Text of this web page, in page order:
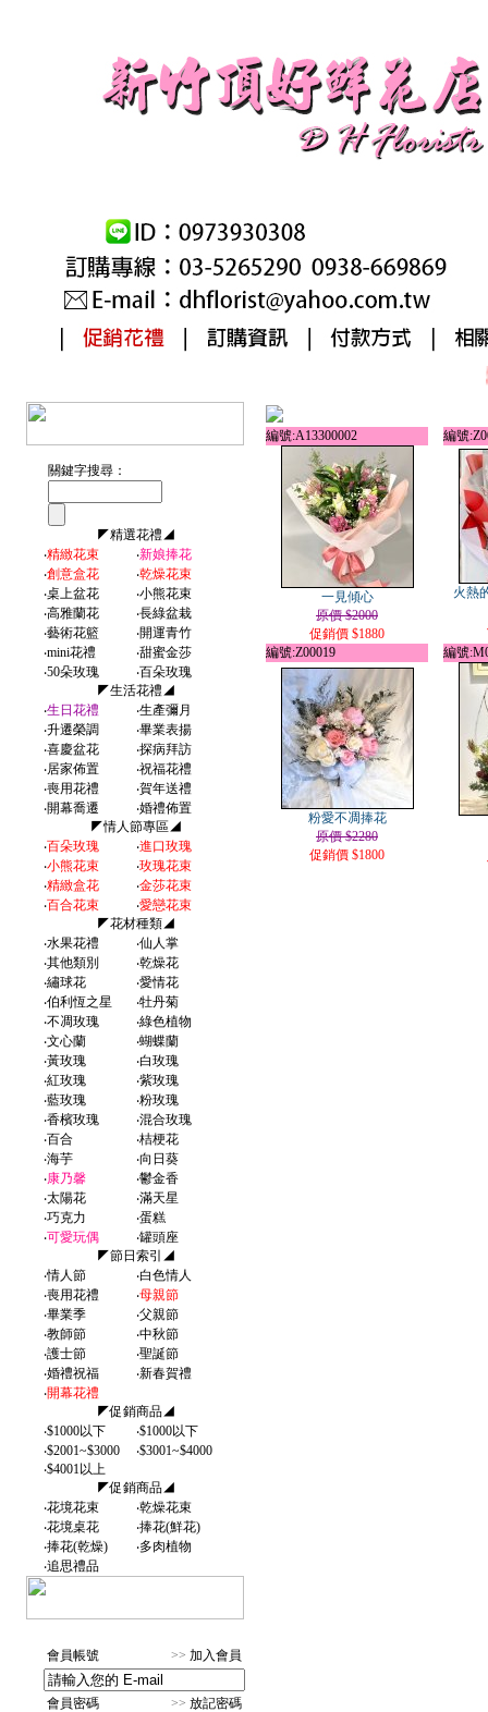
關鍵字搜尋：
◤精選花禮◢
‧精緻花束 ‧新娘捧花
‧創意盒花 ‧乾燥花束
‧桌上盆花 ‧小熊花束
‧高雅蘭花 ‧長綠盆栽
‧藝術花籃 ‧開運青竹
‧mini花禮 ‧甜蜜金莎
‧50朵玫瑰 ‧百朵玫瑰
◤生活花禮◢
‧生日花禮 ‧生產彌月
‧升遷榮調 ‧畢業表揚
‧喜慶盆花 ‧探病拜訪
‧居家佈置 ‧祝福花禮
‧喪用花禮 ‧賀年送禮
‧開幕喬遷 ‧婚禮佈置
◤情人節專區◢
‧百朵玫瑰 ‧進口玫瑰
‧小熊花束 ‧玫瑰花束
‧精緻盒花 ‧金莎花束
‧百合花束 ‧愛戀花束
◤花材種類◢
‧水果花禮 ‧仙人掌
‧其他類別 ‧乾燥花
‧繡球花 ‧愛情花
‧伯利恆之星 ‧牡丹菊
‧不凋玫瑰 ‧綠色植物
‧文心蘭 ‧蝴蝶蘭
‧黃玫瑰 ‧白玫瑰
‧紅玫瑰 ‧紫玫瑰
‧藍玫瑰 ‧粉玫瑰
‧香檳玫瑰 ‧混合玫瑰
‧百合 ‧桔梗花
‧海芋 ‧向日葵
‧康乃馨 ‧鬱金香
‧太陽花 ‧滿天星
‧巧克力 ‧蛋糕
‧可愛玩偶 ‧罐頭座
◤節日索引◢
‧情人節 ‧白色情人
‧喪用花禮 ‧母親節
‧畢業季 ‧父親節
‧教師節 ‧中秋節
‧護士節 ‧聖誕節
‧婚禮祝福 ‧新春賀禮
‧開幕花禮
◤促銷商品◢
‧$1000以下 ‧$1000以下
‧$2001~$3000 ‧$3001~$4000
‧$4001以上
◤促銷商品◢
‧花境花束 ‧乾燥花束
‧花境桌花 ‧捧花(鮮花)
‧捧花(乾燥) ‧多肉植物
‧追思禮品
會員帳號 >> 加入會員
會員密碼 >> 放記密碼
編號:A13300002 編號
一見傾心
原價 $2000
促銷價 $1880
火熱
編號:Z00019
編號
粉愛不凋捧花
原價 $2280
促銷價 $1800